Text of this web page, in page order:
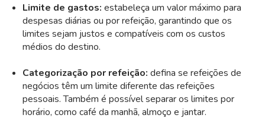
Limite de gastos: estabeleça um valor máximo para
despesas diárias ou por refeição, garantindo que os
limites sejam justos e compatíveis com os custos
médios do destino.
Categorização por refeição: defina se refeições de
negócios têm um limite diferente das refeições
pessoais. Também é possível separar os limites por
horário, como café da manhã, almoço e jantar.